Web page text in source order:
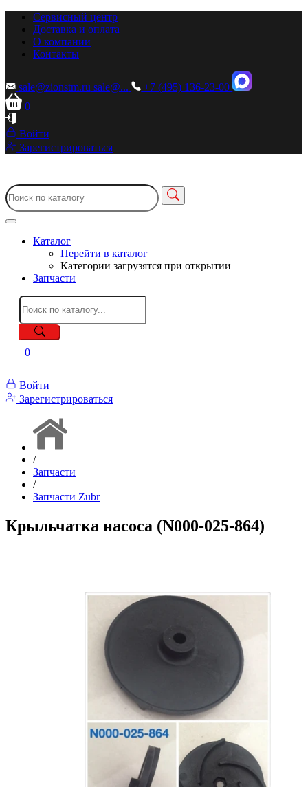
Сервисный центр
Доставка и оплата
О компании
Контакты
sale@zionstm.ru sale@...
+7 (495) 136-23-00
0
Войти
Зарегистрироваться
Каталог
Перейти в каталог
Категории загрузятся при открытии
Запчасти
0
Войти
Зарегистрироваться
/
Запчасти
/
Запчасти Zubr
Крыльчатка насоса (N000-025-864)